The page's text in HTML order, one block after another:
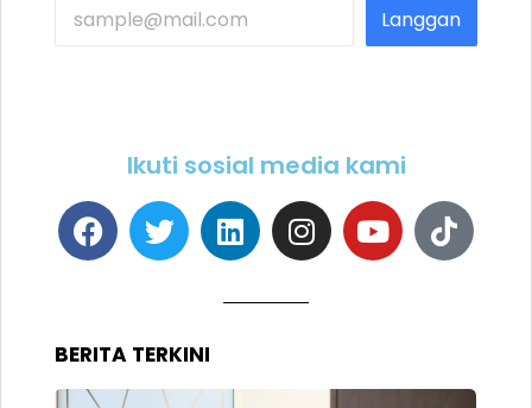
Langgan
Ikuti sosial media kami
BERITA TERKINI